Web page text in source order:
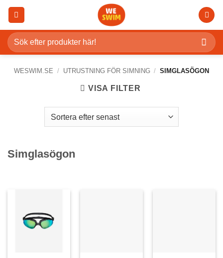
Skip
content
Sök
efter:
WESWIM.SE / UTRUSTNING FÖR SIMNING / SIMGLASÖGON
VISA FILTER
Simglasögon